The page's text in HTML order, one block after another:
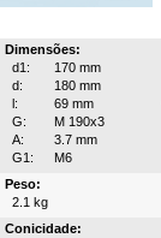
Dimensões:
d1:
170 mm
d:
180 mm
l:
69 mm
G:
M 190x3
A:
3.7 mm
G1:
M6
Peso:
2.1 kg
Conicidade: